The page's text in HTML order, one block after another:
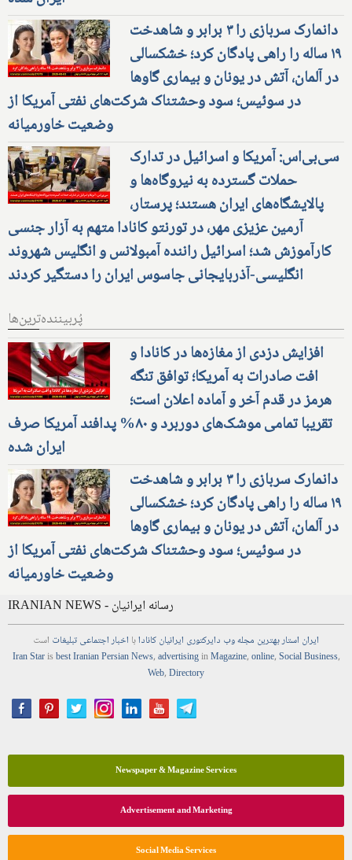
دانمارک سربازی را ۳ برابر و شاهدخت
۱۹ ساله را راهی پادگان کرد؛ خشکسالی
در آلمان، آتش در یونان و بیماری گاوها
در سوئیس؛ سود وحشتناک شرکت‌های نفتی آمریکا از
وضعیت خاورمیانه
سی‌بی‌اس: آمریکا و اسرائیل در تدارک
حملات گسترده به نیروگاه‌ها و
پالایشگاه‌های ایران هستند؛ پرستار،
آرمین عزیزی مهر، در تورنتو کانادا متهم به آزار جنسی
کارآموزش شد؛ اسرائیل راننده آمبولانس و انگلیس شهروند
انگلیسی-آذربایجانی جاسوس ایران را دستگیر کردند
پُربیننده‌ترین‌ها
افزایش دزدی از مغازه‌ها در کانادا و
افت صادرات به آمریکا؛ توافق تنگه
هرمز در قدم آخر و آماده اعلان است؛
تقریبا تمامی موشک‌های دوربرد و ۸۰% پدافند آمریکا صرف
ایران شده
دانمارک سربازی را ۳ برابر و شاهدخت
۱۹ ساله را راهی پادگان کرد؛ خشکسالی
در آلمان، آتش در یونان و بیماری گاوها
در سوئیس؛ سود وحشتناک شرکت‌های نفتی آمریکا از
وضعیت خاورمیانه
IRANIAN NEWS - رسانه ایرانیان
ایران استاربهترین مجلهوب دایرکتوری ایرانیان کانادابا اخباراجتماعیتبلیغات است
Iran Starisbest Iranian PersianNews,advertisinginMagazine,online,Social Business,
Web,Directory
Newspaper & Magazine Services
Advertisement and Marketing
Social Media Services